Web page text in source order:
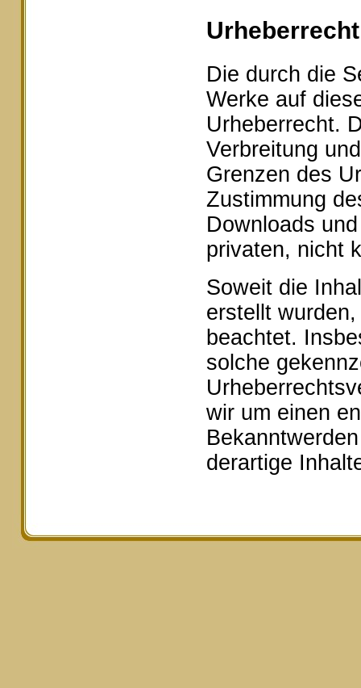
Urheberrecht
Die durch die
Werke auf
Urheberrecht.
Verbreitung
Grenzen des
Zustimmung
Downloads
privaten, nicht
Soweit die
erstellt
beachtet.
solche
wir um einen
derartige